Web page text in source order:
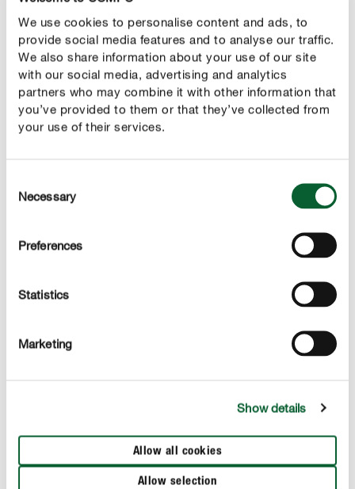
We use cookies to personalise content and ads, to
provide social media features and to analyse our traffic.
We also share information about your use of our site
with our social media, advertising and analytics
partners who may combine it with other information that
you’ve provided to them or that they’ve collected from
your use of their services.
Selection
Necessary
Preferences
Statistics
Marketing
Show details
Allow all cookies
Allow selection
Se o seu narciso, a sua tulipa ou o seu açafrão já não
floresce, separe os bulbos filhos que nasceram no
bulbo mãe.
Cuidado de narcisos, tulipas e açafrão
Irrigação
Depois de plantadas, as flores bulbosas dão pouco
trabalho. Regue o solo depois de plantar os bulbos e
novamente depois de brotarem. Os bulbos de flores de
em temperaturas excecionalmente altas.
Os narcisos, as tulipas ou os açafrões precisam de